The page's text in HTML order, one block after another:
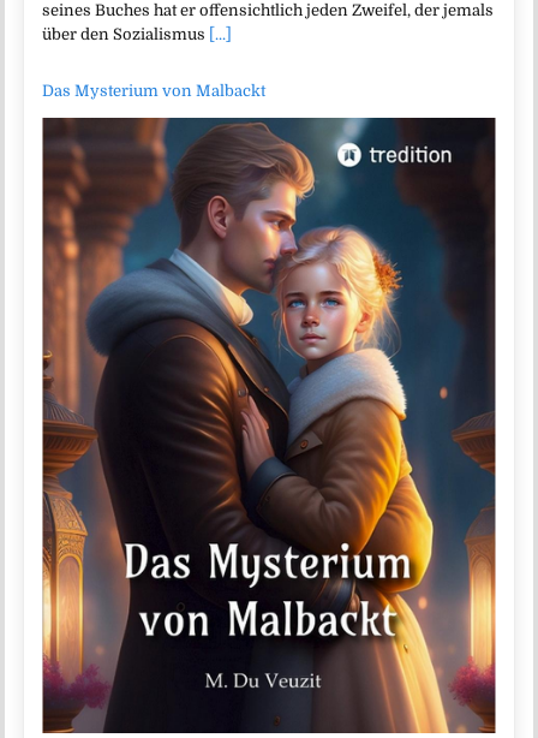
seines Buches hat er offensichtlich jeden Zweifel, der jemals
über den Sozialismus [...]
Das Mysterium von Malbackt